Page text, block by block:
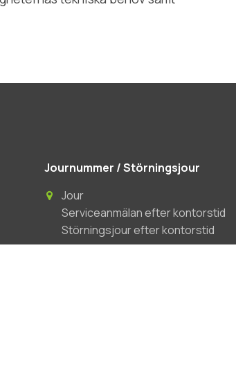
Journummer / Störningsjour
Jour
Serviceanmälan efter kontorstid
Störningsjour efter kontorstid